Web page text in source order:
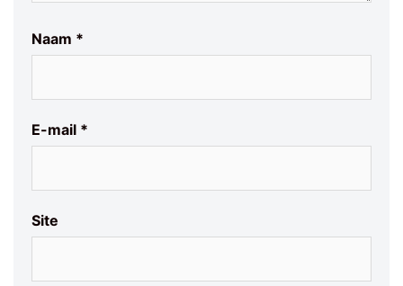
Naam *
E-mail *
Site